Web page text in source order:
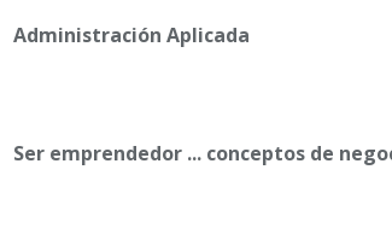
Administración Aplicada
Ser emprendedor ... conceptos de